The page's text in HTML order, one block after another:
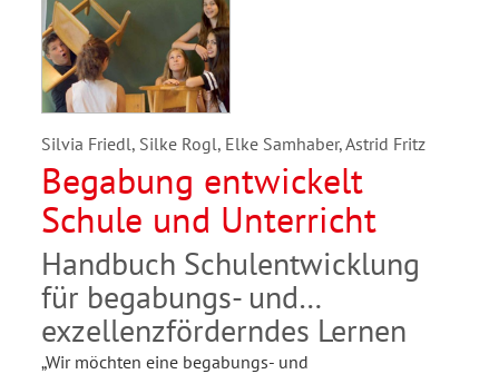
Silvia Friedl, Silke Rogl, Elke Samhaber, Astrid Fritz
Begabung entwickelt
Schule und Unterricht
Handbuch Schulentwicklung
für begabungs- und
exzellenzförderndes Lernen
„Wir möchten eine begabungs- und